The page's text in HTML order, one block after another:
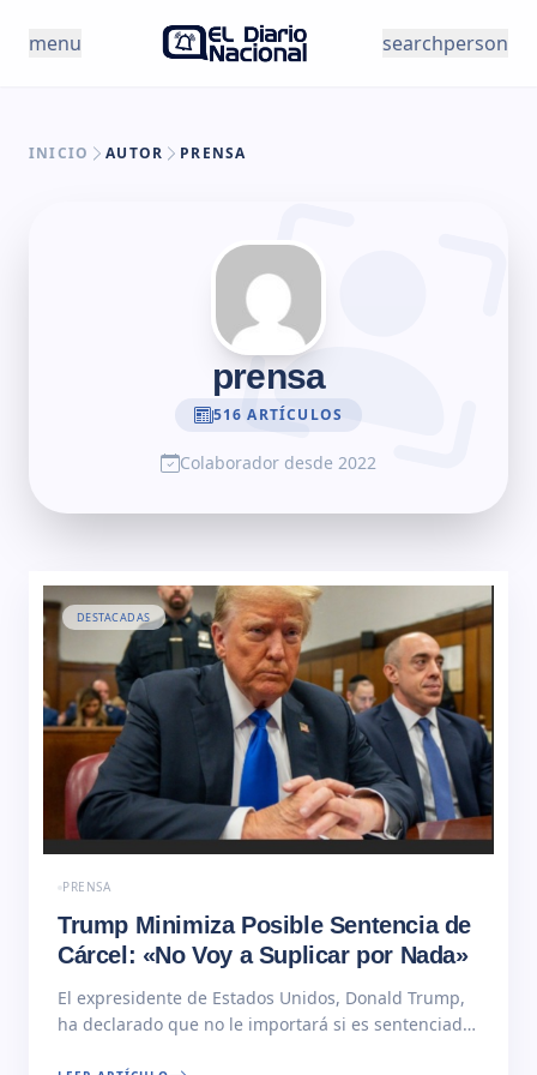
menu
searchperson
INICIO AUTOR PRENSA
prensa
516 ARTÍCULOS
Colaborador desde 2022
DESTACADAS
PRENSA
Trump Minimiza Posible Sentencia de
Cárcel: «No Voy a Suplicar por Nada»
El expresidente de Estados Unidos, Donald Trump,
ha declarado que no le importará si es sentenciado